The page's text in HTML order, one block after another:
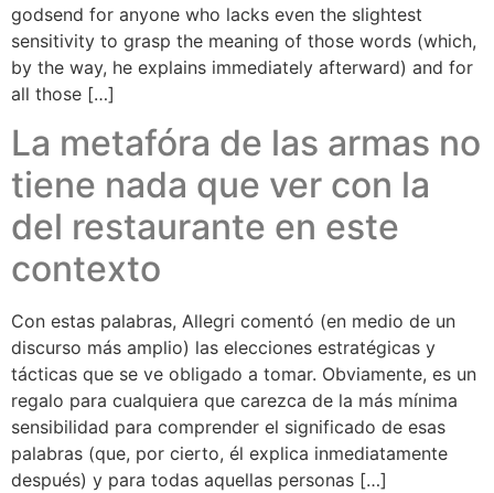
godsend for anyone who lacks even the slightest
sensitivity to grasp the meaning of those words (which,
by the way, he explains immediately afterward) and for
all those […]
La metafóra de las armas no
tiene nada que ver con la
del restaurante en este
contexto
Con estas palabras, Allegri comentó (en medio de un
discurso más amplio) las elecciones estratégicas y
tácticas que se ve obligado a tomar. Obviamente, es un
regalo para cualquiera que carezca de la más mínima
sensibilidad para comprender el significado de esas
palabras (que, por cierto, él explica inmediatamente
después) y para todas aquellas personas […]